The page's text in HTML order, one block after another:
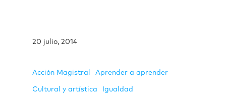
20 julio, 2014
Acción Magistral Aprender a aprender
Cultural y artística Igualdad